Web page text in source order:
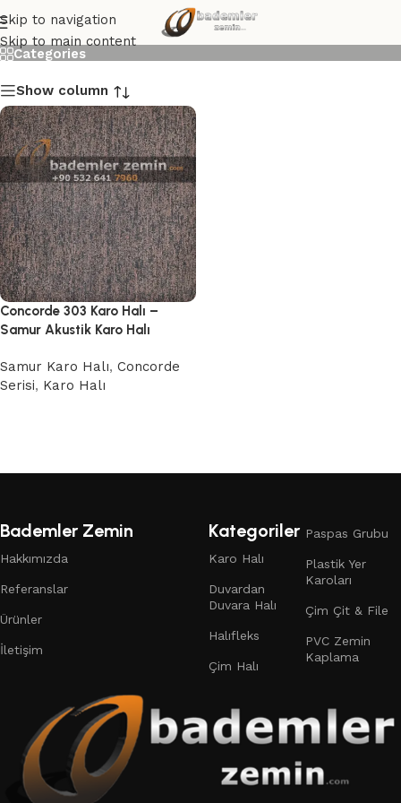
Skip to navigation
Skip to main content
Concorde 303 Karo Halı
Categories
Show column
Concorde 303 Karo Halı –
Samur Akustik Karo Halı
Samur Karo Halı, Concorde
Serisi, Karo Halı
Bademler Zemin
Hakkımızda
Referanslar
Ürünler
İletişim
Kategoriler
Karo Halı
Duvardan
Duvara Halı
Halıfleks
Çim Halı
Paspas Grubu
Plastik Yer
Karoları
Çim Çit & File
PVC Zemin
Kaplama